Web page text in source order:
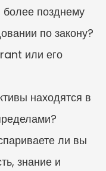
позднему
по закону?
или его
находятся в
ли вы
знание и